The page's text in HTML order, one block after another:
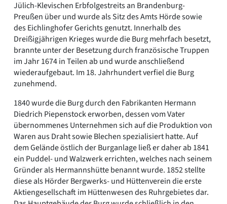
Jülich-Klevischen Erbfolgestreits an Brandenburg-
Preußen über und wurde als Sitz des Amts Hörde sowie
des Eichlinghofer Gerichts genutzt. Innerhalb des
Dreißigjährigen Krieges wurde die Burg mehrfach besetzt,
brannte unter der Besetzung durch französische Truppen
im Jahr 1674 in Teilen ab und wurde anschließend
wiederaufgebaut. Im 18. Jahrhundert verfiel die Burg
zunehmend.
1840 wurde die Burg durch den Fabrikanten Hermann
Diedrich Piepenstock erworben, dessen vom Vater
übernommenes Unternehmen sich auf die Produktion von
Waren aus Draht sowie Blechen spezialisiert hatte. Auf
dem Gelände östlich der Burganlage ließ er daher ab 1841
ein Puddel- und Walzwerk errichten, welches nach seinem
Gründer als Hermannshütte benannt wurde. 1852 stellte
diese als Hörder Bergwerks- und Hüttenverein die erste
Aktiengesellschaft im Hüttenwesen des Ruhrgebietes dar.